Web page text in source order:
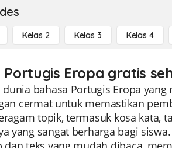
Kelas 2 Kelas 3 Kelas 4
Eropa gratis
bahasa Portugis Eropa
cermat untuk memastikan
topik, termasuk kosa kata,
yang sangat berharga bagi